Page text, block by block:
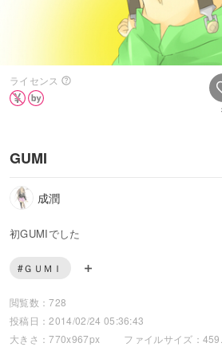
ライセンス
GUMI
成潤
初GUMIでした
#ＧＵＭＩ
閲覧数：728
投稿日：2014/02/24 05:36:43
大きさ：770x967px
ファイルサイズ：